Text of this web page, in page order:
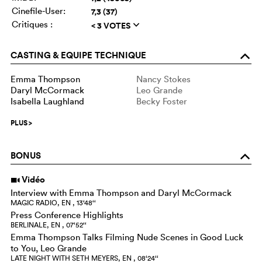
Cinefile-User: 7,3 (37)
Critiques : < 3 VOTES q
CASTING & EQUIPE TECHNIQUE o
Emma Thompson
Nancy Stokes
Daryl McCormack
Leo Grande
Isabella Laughland
Becky Foster
PLUS>
BONUS o
i Vidéo
Interview with Emma Thompson and Daryl McCormack
MAGIC RADIO, EN , 13‘48‘‘
Press Conference Highlights
BERLINALE, EN , 07‘52‘‘
Emma Thompson Talks Filming Nude Scenes in Good Luck
to You, Leo Grande
LATE NIGHT WITH SETH MEYERS, EN , 08‘24‘‘